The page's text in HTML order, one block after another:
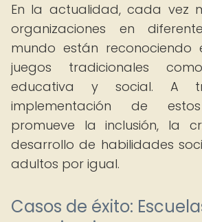
En la actualidad, cada vez
organizaciones en
mundo están
juegos tradicionales
educativa y social. A
implementación de
promueve la inclusión, la
desarrollo de habilidades
adultos por igual.
Casos de éxito: